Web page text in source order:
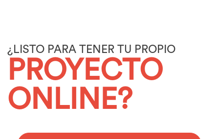
¿LISTO PARA TENER TU PROPIO
PROYECTO
ONLINE?